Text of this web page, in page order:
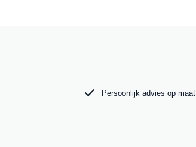
Persoonlijk advies op maat